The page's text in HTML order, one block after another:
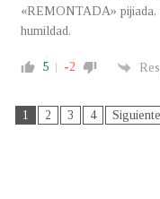
«REMONTADA» pijiada,
humildad.
5 -2
1 2 3 4